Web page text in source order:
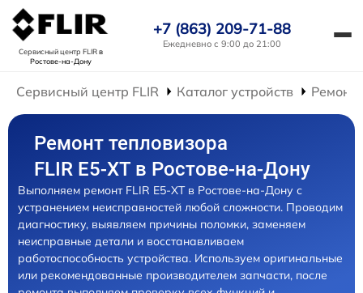
Сервисный центр FLIRв
Ростове-на-Дону
+7 (863) 209-71-88
Ежедневно с 9:00 до 21:00
Сервисный центр FLIR Каталог устройств Ремонт
Ремонт тепловизора
FLIR E5-XT в Ростове-на-Дону
Выполняем ремонт FLIR E5-XT в Ростове-на-Дону с
устранением неисправностей любой сложности. Проводим
диагностику, выявляем причины поломки, заменяем
неисправные детали и восстанавливаем
работоспособность устройства. Используем оригинальные
или рекомендованные производителем запчасти, после